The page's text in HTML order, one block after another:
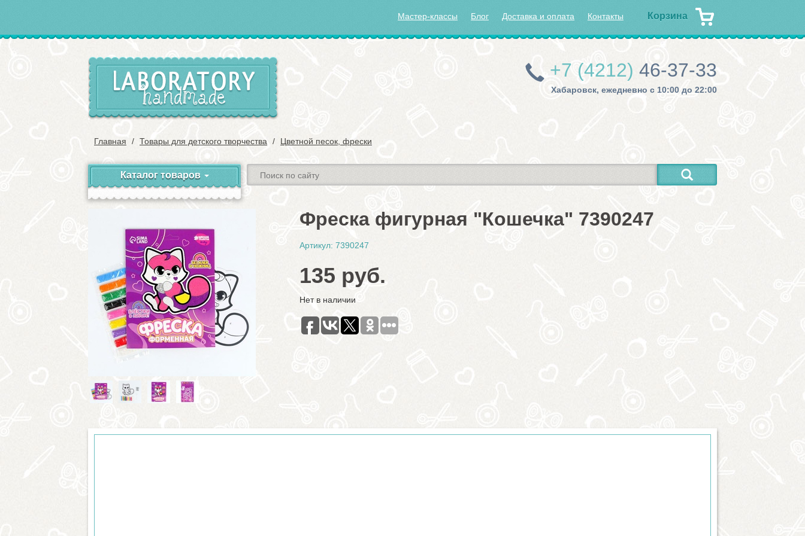
Корзина
Мастер-классы Блог Доставка и оплата Контакты
+7 (4212) 46-37-33
Хабаровск, ежедневно с 10:00 до 22:00
Главная Товары для детского творчества Цветной песок, фрески
Каталог товаров
Фреска фигурная "Кошечка" 7390247
Артикул: 7390247
135 руб.
Нет в наличии